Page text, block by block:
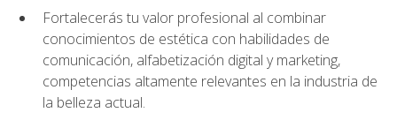
Fortalecerás tu valor profesional al combinar
conocimientos de estética con habilidades de
comunicación, alfabetización digital y marketing,
competencias altamente relevantes en la industria de
la belleza actual.